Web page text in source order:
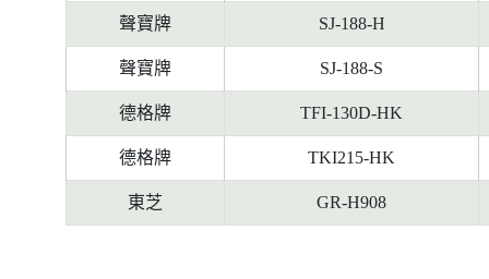
聲寶牌 SJ-188-H
聲寶牌 SJ-188-S
德格牌 TFI-130D-HK
德格牌 TKI215-HK
東芝 GR-H908